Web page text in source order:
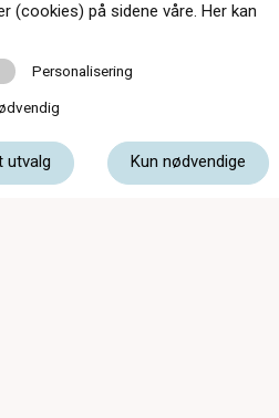
(cookies) på sidene våre. Her kan
Personalisering
utvalg Kun nødvendige